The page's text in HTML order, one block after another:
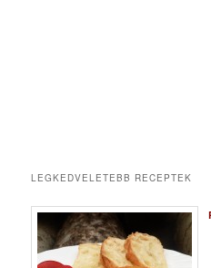
LEGKEDVELETEBB RECEPTEK